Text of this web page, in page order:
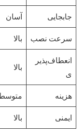
جابجایی آسان
سرعت نصب بالا
انعطاف‌پذیر
ی
بالا
هزینه
ایمنی بالا